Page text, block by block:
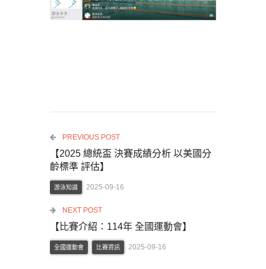
PREVIOUS POST
【2025 總統盃 決賽成績分析 以美國分
齡標準 評估】
游泳知識 2025-09-16
NEXT POST
【比賽介紹：114年 全國運動會】
全國運動會 比賽資訊 2025-09-16